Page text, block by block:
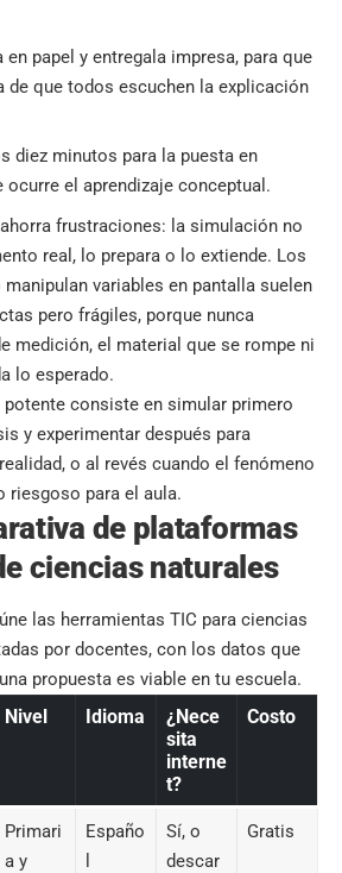
papel y entregala impresa, para que
de que todos escuchen la explicación
diez minutos para la puesta en
ocurre el aprendizaje conceptual.
frustraciones: la simulación no
real, lo prepara o lo extiende. Los
variables en pantalla suelen
pero frágiles, porque nunca
medición, el material que se rompe ni
lo esperado.
consiste en simular primero
y experimentar después para
o al revés cuando el fenómeno
riesgoso para el aula.
de plataformas
ciencias naturales
las herramientas TIC para ciencias
por docentes, con los datos que
propuesta es viable en tu escuela.
Nivel Idioma
¿Nece
sita
interne
t?
Costo
Primari
a y
Españo
Sí, o
descar
Gratis